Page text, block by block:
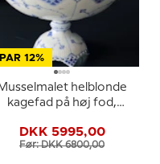
12%
Musselmalet helblonde
kagefad på høj fod,
29cm
DKK 5995,00
Før: DKK 6800,00